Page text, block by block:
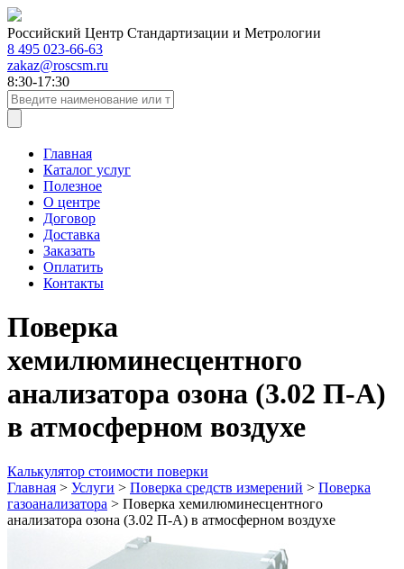
Российский Центр Стандартизации и Метрологии
8 495 023-66-63
zakaz@roscsm.ru
8:30-17:30
Главная
Каталог услуг
Полезное
О центре
Договор
Доставка
Заказать
Оплатить
Контакты
Поверка
хемилюминесцентного
анализатора озона (3.02 П-А)
в атмосферном воздухе
Калькулятор стоимости поверки
Главная > Услуги > Поверка средств измерений > Поверка
газоанализатора > Поверка хемилюминесцентного
анализатора озона (3.02 П-А) в атмосферном воздухе